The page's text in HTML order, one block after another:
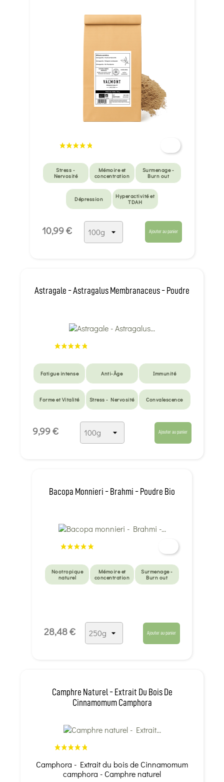
Stress -
Nervosité
Mémoire et
concentration
Surmenage -
Burn out
Dépression
Hyperactivité et
TDAH
10,99 € Ajouter au panier
Astragale - Astragalus Membranaceus - Poudre
Fatigue intense Anti-Âge Immunité
Forme et Vitalité Stress - Nervosité Convalescence
9,99 € Ajouter au panier
Bacopa Monnieri - Brahmi - Poudre Bio
Nootropique
naturel
Mémoire et
concentration
Surmenage -
Burn out
28,48 € Ajouter au panier
Camphre Naturel - Extrait Du Bois De
Cinnamomum Camphora
Camphora - Extrait du bois de Cinnamomum
camphora - Camphre naturel